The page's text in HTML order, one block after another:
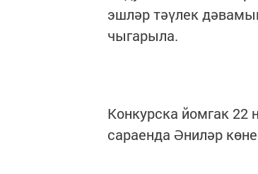
эшләр тәүлек
чыгарыла.
Конкурска йомгак
сараенда Әниләр